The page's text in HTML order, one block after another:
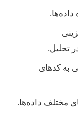
داده‌ها.
به کدهای
مختلف داده‌ها.